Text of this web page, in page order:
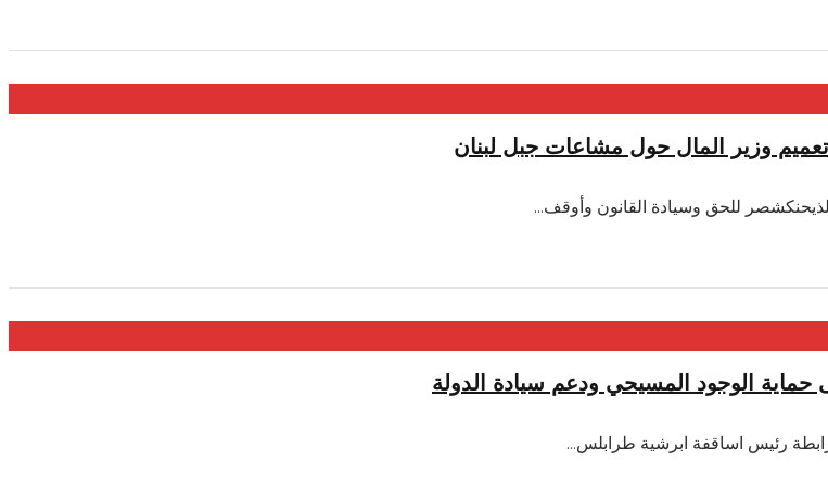
وزير المال حول مشاعات جبل لبنان
للحق وسيادة القانون وأوقف...
الوجود المسيحي ودعم سيادة الدولة
رئيس اساقفة ابرشية طرابلس...